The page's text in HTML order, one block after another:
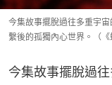
今集故事擺脫過往多重宇
繫後的孤獨內心世界。（《
今集故事擺脫過